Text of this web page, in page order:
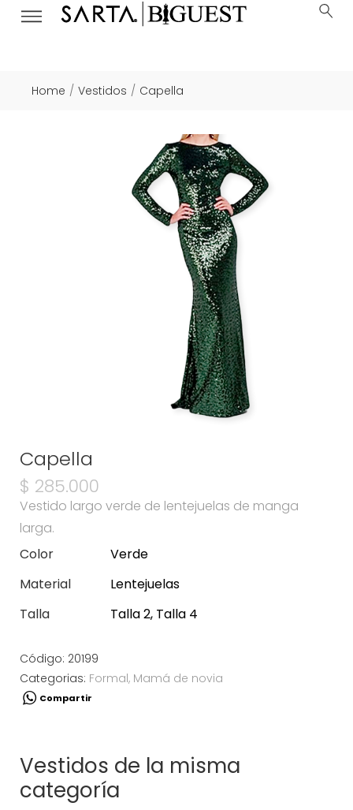
Home / Vestidos / Capella
Capella
$ 285.000
Vestido largo verde de lentejuelas de manga
larga.
Color
Verde
Material
Lentejuelas
Talla
Talla 2, Talla 4
Código: 20199
Categorias: Formal, Mamá de novia
Compartir
Vestidos de la misma
categoría